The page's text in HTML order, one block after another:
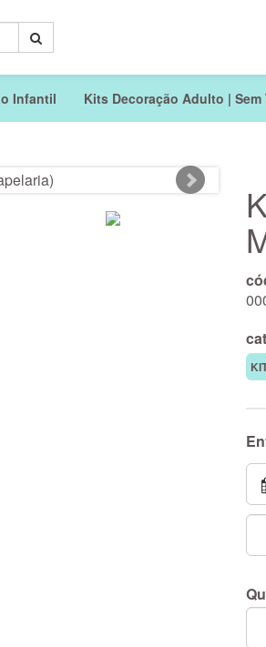
Infantil Kits Decoração Adulto | Sem